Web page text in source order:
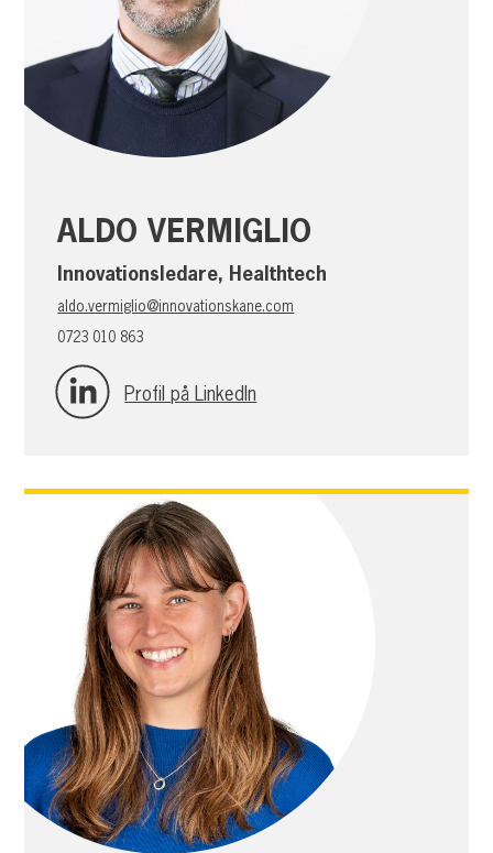
ALDO VERMIGLIO
Innovationsledare, Healthtech
aldo.vermiglio@innovationskane.com
0723 010 863
Profil på LinkedIn